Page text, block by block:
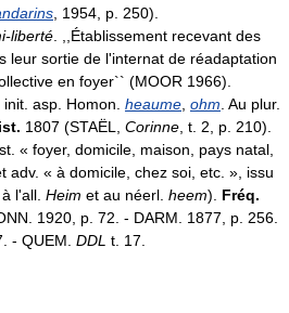
, 1954, p. 250).
liberté . ,,Établissement recevant des
leur sortie de l'internat de réadaptation
en foyer`` (MOOR 1966).
init. asp. Homon. heaume ohm . Au plur.
1807 (STAËL, Corinne , t. 2, p. 210).
« foyer, domicile, maison, pays natal,
adv. « à domicile, chez soi, etc. », issu
l'all. Heim et au néerl. heem). Fréq.
1920, p. 72. - DARM. 1877, p. 256.
- QUEM. DDL t. 17.